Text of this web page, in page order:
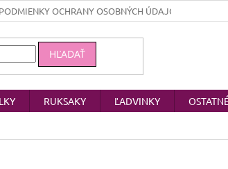
PODMIENKY OCHRANY OSOBNÝCH ÚDAJOV
HĽADAŤ
RUKSAKY ĽADVINKY